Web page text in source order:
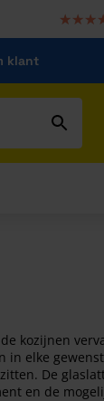
klant
for
kozijnen
elke
De
en de